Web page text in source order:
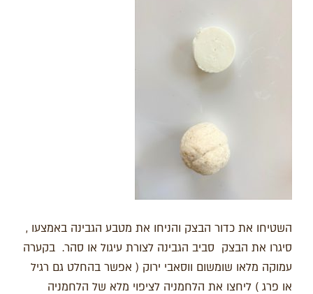
השטיחו את כדור הבצק והניחו את מטבע הגבינה באמצעו ,
סיגרו את הבצק סביב הגבינה לצורת עיגול או סהר. בקערה
עמוקה מלאו שומשום ווסאבי ירוק ( אפשר בהחלט גם רגיל
או פרג ) ליחצו את הלחמניה לציפוי מלא של הלחמניה